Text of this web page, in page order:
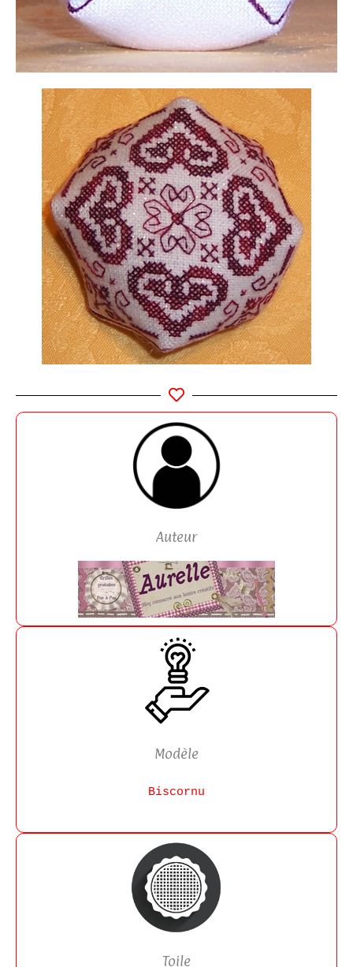
Auteur
Modèle
Biscornu
Toile